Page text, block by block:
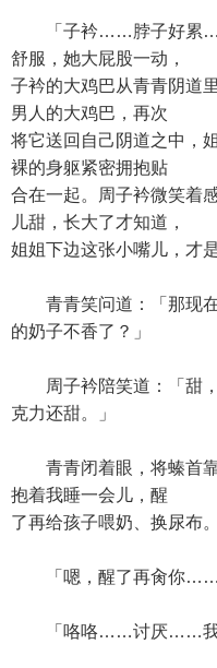
「子衿……脖子好累……
舒服，她大屁股一动，
子衿的大鸡巴从青青阴道
男人的大鸡巴，再次
将它送回自己阴道之中，
裸的身躯紧密拥抱贴
合在一起。周子衿微笑着
儿甜，长大了才知道，
姐姐下边这张小嘴儿，才
青青笑问道：「那现在
的奶子不香了？」
周子衿陪笑道：「甜，
克力还甜。」
青青闭着眼，将螓首靠
抱着我睡一会儿，醒
了再给孩子喂奶、换尿布。
「嗯，醒了再肏你……
「咯咯……讨厌……我